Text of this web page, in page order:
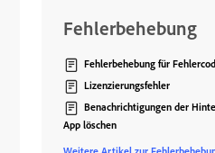
Fehlerbehebung
Fehlerbehebung für
Lizenzierungsfehler
Benachrichtigungen der
App löschen